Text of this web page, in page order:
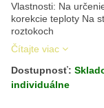
Vlastnosti: Na
korekcie teploty Na
roztokoch
Čítajte viac
Dostupnosť:
individuálne